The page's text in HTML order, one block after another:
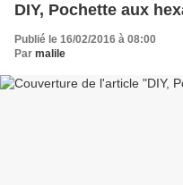
DIY, Pochette aux
Publié le 16/02/2016 à 08:00
Par malile